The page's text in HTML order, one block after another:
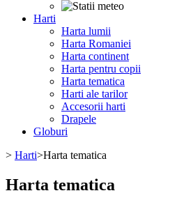
Harti
Harta lumii
Harta Romaniei
Harta continent
Harta pentru copii
Harta tematica
Harti ale tarilor
Accesorii harti
Drapele
Globuri
> Harti>Harta tematica
Harta tematica